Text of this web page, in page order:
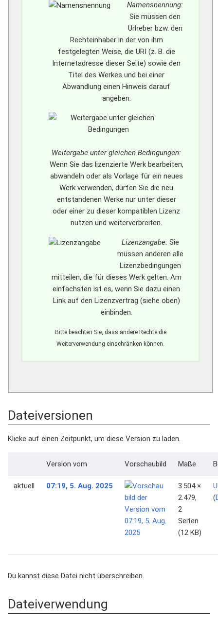
Namensnennung:
Sie müssen den
Urheber bzw. den
Rechteinhaber in der von ihm
festgelegten Weise, die URI (z. B. die
Internetadresse dieser Seite) sowie den
Titel des Werkes und bei einer
Abwandlung einen Hinweis darauf
angeben.
Weitergabe unter gleichen Bedingungen:
Wenn Sie das lizenzierte Werk bearbeiten,
abwandeln oder als Vorlage für ein neues
Werk verwenden, dürfen Sie die neu
entstandenen Werke nur unter dieser
oder einer zu dieser kompatiblen Lizenz
nutzen und weiterverbreiten.
Lizenzangabe: Sie
müssen anderen alle
Lizenzbedingungen
mitteilen, die für dieses Werk gelten. Am
einfachsten ist es, wenn Sie dazu einen
Link auf den Lizenzvertrag (siehe oben)
einbinden.
Bitte beachten Sie, dass andere Rechte die
Weiterverwendung einschränken können.
Dateiversionen
Klicke auf einen Zeitpunkt, um diese Version zu laden.
Version vom Vorschaubild Maße
aktuell 07:19, 5. Aug. 2025
3.504 ×
2.479,
2
Seiten
(12 KB)
(
Du kannst diese Datei nicht überschreiben.
Dateiverwendung